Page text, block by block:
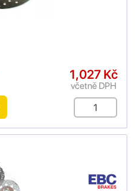
1,027 Kč
včetně DPH